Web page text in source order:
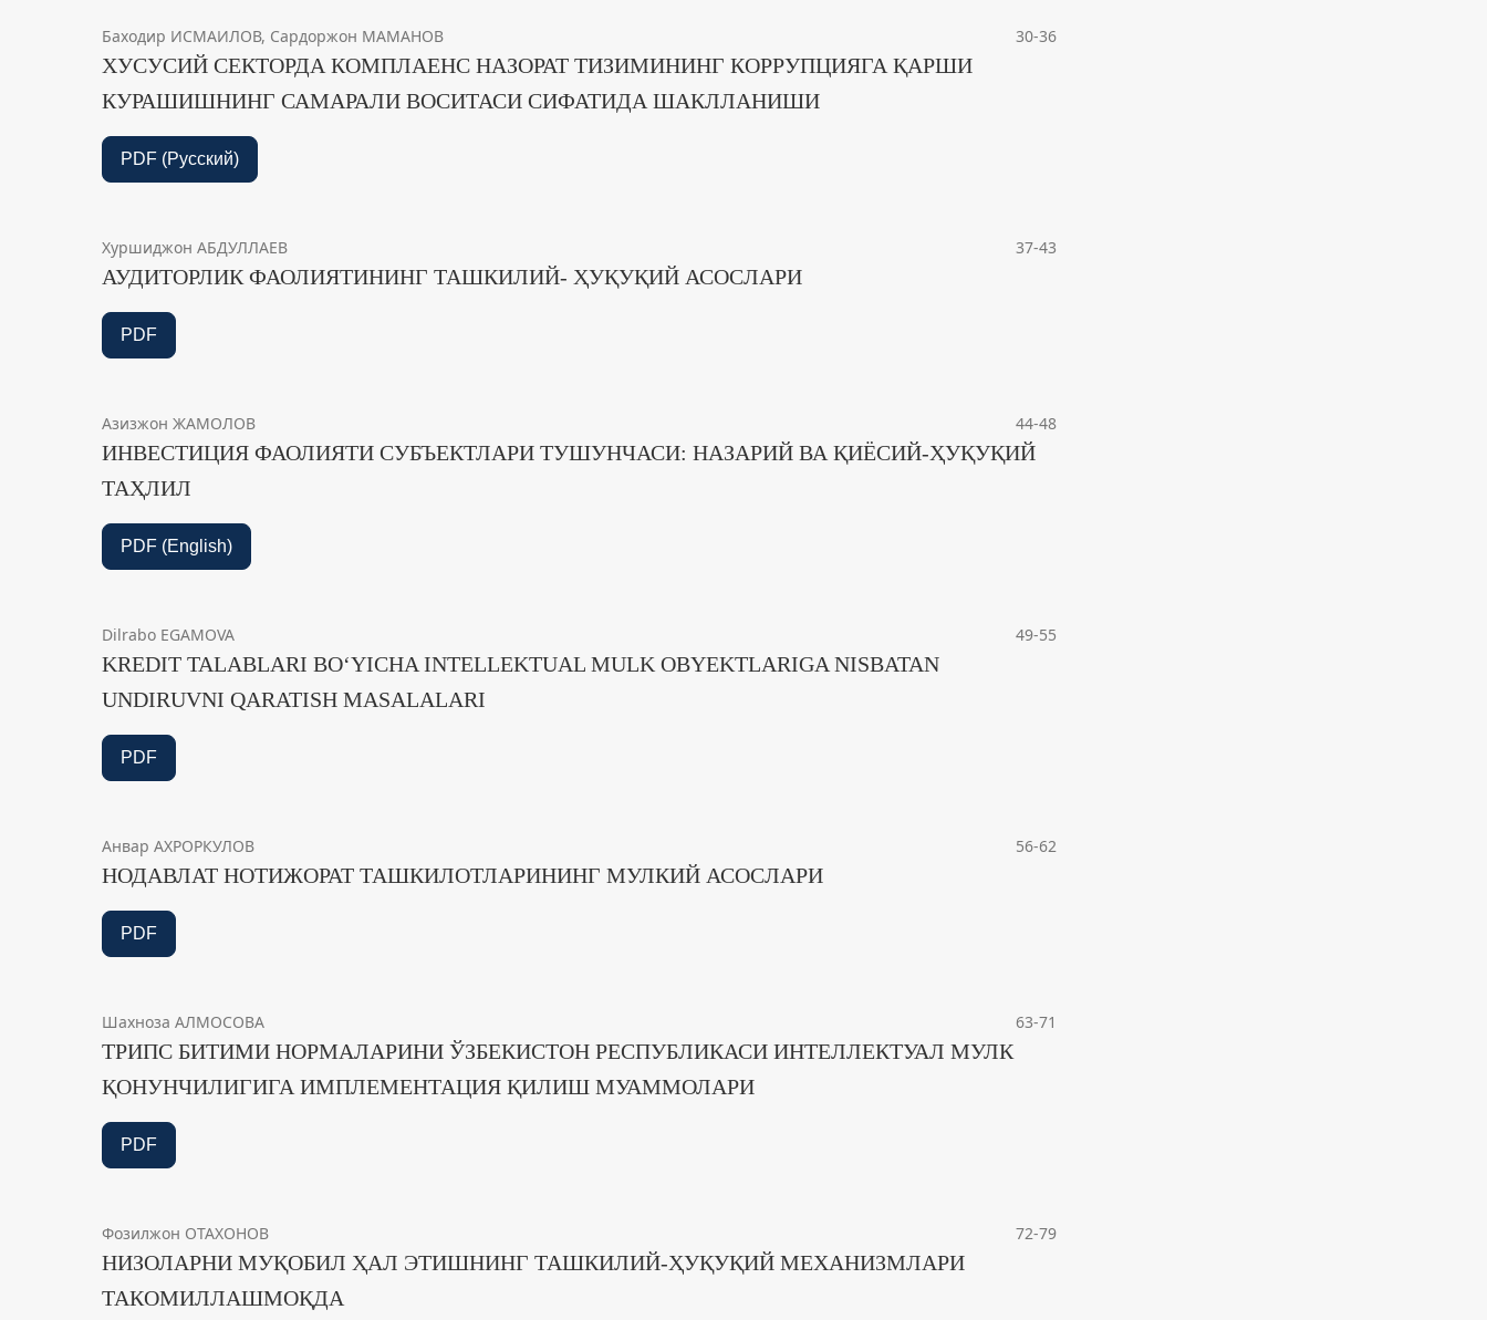
Баходир ИСМАИЛОВ, Сардоржон МАМАНОВ 30-36
ХУСУСИЙ СЕКТОРДА КОМПЛАЕНС НАЗОРАТ ТИЗИМИНИНГ КОРРУПЦИЯГА ҚАРШИ
КУРАШИШНИНГ САМАРАЛИ ВОСИТАСИ СИФАТИДА ШАКЛЛАНИШИ
PDF (Русский)
Хуршиджон АБДУЛЛАЕВ 37-43
АУДИТОРЛИК ФАОЛИЯТИНИНГ ТАШКИЛИЙ- ҲУҚУҚИЙ АСОСЛАРИ
PDF
Азизжон ЖАМОЛОВ 44-48
ИНВЕСТИЦИЯ ФАОЛИЯТИ СУБЪЕКТЛАРИ ТУШУНЧАСИ: НАЗАРИЙ ВА ҚИЁСИЙ-ҲУҚУҚИЙ
ТАҲЛИЛ
PDF (English)
Dilrabo EGAMOVA 49-55
KREDIT TALABLARI BO‘YICHA INTELLEKTUAL MULK OBYEKTLARIGA NISBATAN
UNDIRUVNI QARATISH MASALALARI
PDF
Анвар АХРОРКУЛОВ 56-62
НОДАВЛАТ НОТИЖОРАТ ТАШКИЛОТЛАРИНИНГ МУЛКИЙ АСОСЛАРИ
PDF
Шахноза АЛМОСОВА 63-71
ТРИПС БИТИМИ НОРМАЛАРИНИ ЎЗБЕКИСТОН РЕСПУБЛИКАСИ ИНТЕЛЛЕКТУАЛ МУЛК
ҚОНУНЧИЛИГИГА ИМПЛЕМЕНТАЦИЯ ҚИЛИШ МУАММОЛАРИ
PDF
Фозилжон ОТАХОНОВ 72-79
НИЗОЛАРНИ МУҚОБИЛ ҲАЛ ЭТИШНИНГ ТАШКИЛИЙ-ҲУҚУҚИЙ МЕХАНИЗМЛАРИ
ТАКОМИЛЛАШМОҚДА